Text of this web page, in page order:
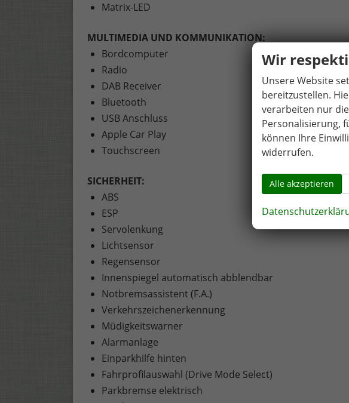
Matrix-LED
MULTIMEDIA UND KOMMUNIKATION:
Bordcomputer
Radio
DAB Receiver
Bluetooth
USB Anschluss
Apple Car Play
Touchscreen
SICHERHEIT:
ABS
ESP
Servolenkung
Lichtsensor
Regensensor
Innenspiegel automatisch abblendbar
Notbremsassistent (F.A.)
Verkehrszeichenerkennung
Müdigkeitswarner
Alarmanlage
Einparkhilfe hinten
Fahrprofilauswahl (Drive Mode Select)
Parkbremse elektrisch
Wir
Unsere Website
bereitzustellen.
verarbeiten nur
Personalisierung,
können Ihre
widerrufen.
Alle akzeptieren